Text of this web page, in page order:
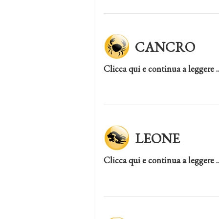
CANCRO
Clicca qui e continua a leggere
LEONE
Clicca qui e continua a leggere